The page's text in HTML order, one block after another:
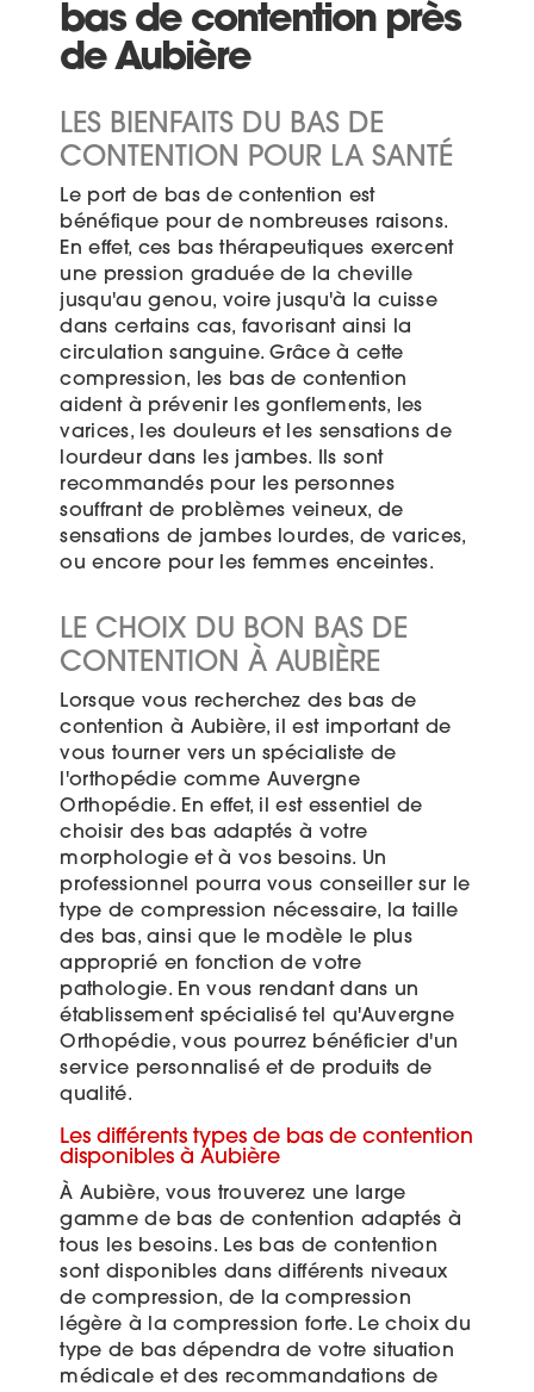
bas de contention près
de Aubière
LES BIENFAITS DU BAS DE
CONTENTION POUR LA SANTÉ
Le port de bas de contention est
bénéfique pour de nombreuses raisons.
En effet, ces bas thérapeutiques exercent
une pression graduée de la cheville
jusqu'au genou, voire jusqu'à la cuisse
dans certains cas, favorisant ainsi la
circulation sanguine. Grâce à cette
compression, les bas de contention
aident à prévenir les gonflements, les
varices, les douleurs et les sensations de
lourdeur dans les jambes. Ils sont
recommandés pour les personnes
souffrant de problèmes veineux, de
sensations de jambes lourdes, de varices,
ou encore pour les femmes enceintes.
LE CHOIX DU BON BAS DE
CONTENTION À AUBIÈRE
Lorsque vous recherchez des bas de
contention à Aubière, il est important de
vous tourner vers un spécialiste de
l'orthopédie comme Auvergne
Orthopédie. En effet, il est essentiel de
choisir des bas adaptés à votre
morphologie et à vos besoins. Un
professionnel pourra vous conseiller sur le
type de compression nécessaire, la taille
des bas, ainsi que le modèle le plus
approprié en fonction de votre
pathologie. En vous rendant dans un
établissement spécialisé tel qu'Auvergne
Orthopédie, vous pourrez bénéficier d'un
service personnalisé et de produits de
qualité.
Les différents types de bas de contention
disponibles à Aubière
À Aubière, vous trouverez une large
gamme de bas de contention adaptés à
tous les besoins. Les bas de contention
sont disponibles dans différents niveaux
de compression, de la compression
légère à la compression forte. Le choix du
type de bas dépendra de votre situation
médicale et des recommandations de